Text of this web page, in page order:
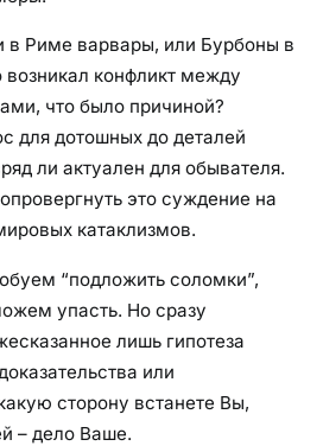
в Риме варвары, или Бурбоны в
конфликт между
что было причиной?
для дотошных до деталей
ли актуален для обывателя.
это суждение на
катаклизмов.
“подложить соломки”,
упасть. Но сразу
лишь гипотеза
или
сторону встанете Вы,
– дело Ваше.